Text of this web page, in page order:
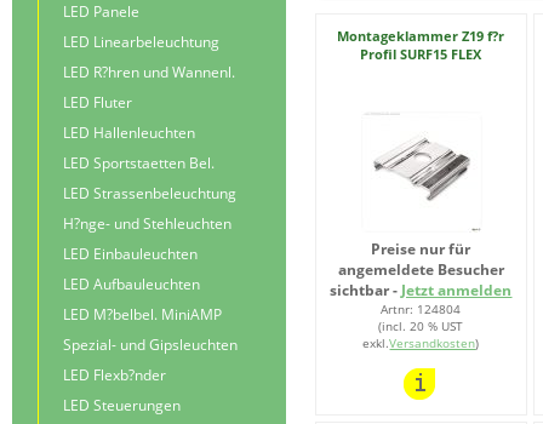
Montageklammer Z19 f?r
Profil SURF15 FLEX
Preise nur für
angemeldete Besucher
sichtbar - Jetzt anmelden
Artnr: 124804
(incl. 20 % UST
exkl.Versandkosten)
LED Panele
LED Linearbeleuchtung
LED R?hren und Wannenl.
LED Fluter
LED Hallenleuchten
LED Sportstaetten Bel.
LED Strassenbeleuchtung
H?nge- und Stehleuchten
LED Einbauleuchten
LED Aufbauleuchten
LED M?belbel. MiniAMP
Spezial- und Gipsleuchten
LED Flexb?nder
LED Steuerungen